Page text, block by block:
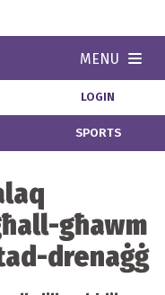
MENU
LOGIN
SPORTS
għawm
drenaġġ